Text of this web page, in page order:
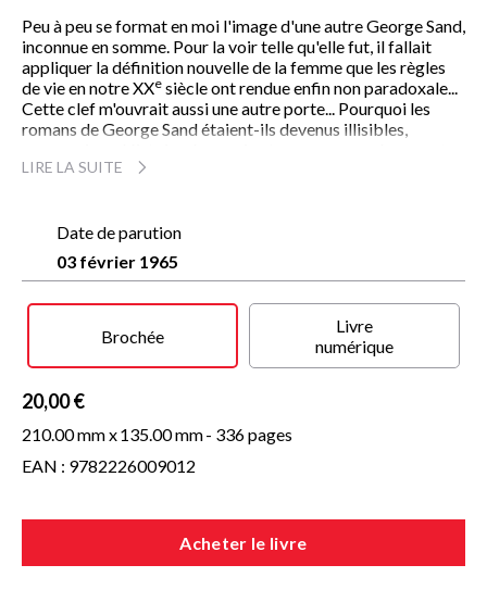
Peu à peu se format en moi l'image d'une autre George Sand,
inconnue en somme. Pour la voir telle qu'elle fut, il fallait
appliquer la définition nouvelle de la femme que les règles
de vie en notre XXe siècle ont rendue enfin non paradoxale...
Cette clef m'ouvrait aussi une autre porte... Pourquoi les
romans de George Sand étaient-ils devenus illisibles,
elles au contraire le ton des œuvres durables ? C'est que,
même, une femme qui simplement s'exprime en femme…
LIRE LA SUITE
Date de parution
03 février 1965
Brochée
Livre
numérique
20,00 €
210.00 mm x135.00 mm- 336 pages
EAN : 9782226009012
Acheter le livre